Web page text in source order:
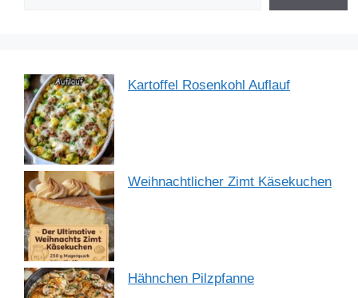
Kartoffel Rosenkohl Auflauf
Weihnachtlicher Zimt Käsekuchen
Hähnchen Pilzpfanne